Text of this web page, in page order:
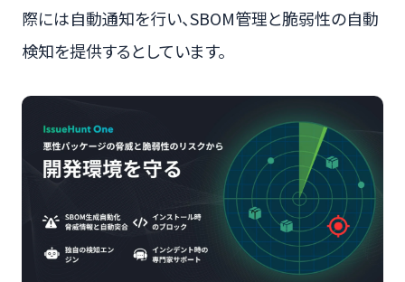
際には自動通知を行い、SBOM管理と脆弱性の自動
検知を提供するとしています。